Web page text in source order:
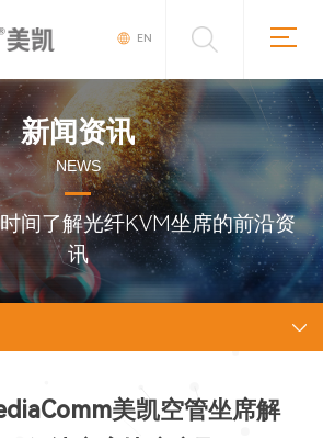
EN
新闻资讯
NEWS
间了解光纤KVM坐席的前沿资
讯
美凯空管坐席解